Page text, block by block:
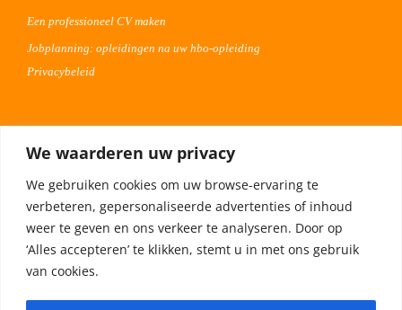
We waarderen uw privacy
We gebruiken cookies om uw browse-ervaring te
verbeteren, gepersonaliseerde advertenties of inhoud
weer te geven en ons verkeer te analyseren. Door op
‘Alles accepteren’ te klikken, stemt u in met ons gebruik
van cookies.
Een professioneel CV maken
Jobplanning: opleidingen na uw hbo-opleiding
Privacybeleid
Plaats uw vacature 30 dagen gratis
Adverteren op Meta